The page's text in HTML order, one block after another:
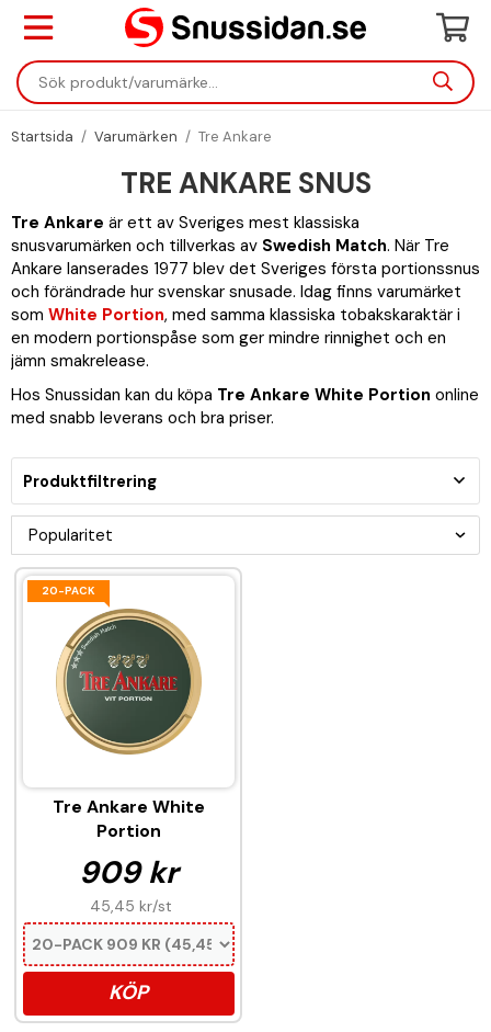
Startsida / Varumärken / Tre Ankare
TRE ANKARE SNUS
Tre Ankare är ett av Sveriges mest klassiska
snusvarumärken och tillverkas av Swedish Match. När Tre
Ankare lanserades 1977 blev det Sveriges första portionssnus
och förändrade hur svenskar snusade. Idag finns varumärket
som White Portion, med samma klassiska tobakskaraktär i
en modern portionspåse som ger mindre rinnighet och en
jämn smakrelease.
Hos Snussidan kan du köpa Tre Ankare White Portion online
med snabb leverans och bra priser.
Produktfiltrering
20-PACK
Tre Ankare White
Portion
909 kr
45,45 kr/st
KÖP